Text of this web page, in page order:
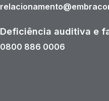
Deficiência auditiva e
0800 886 0006